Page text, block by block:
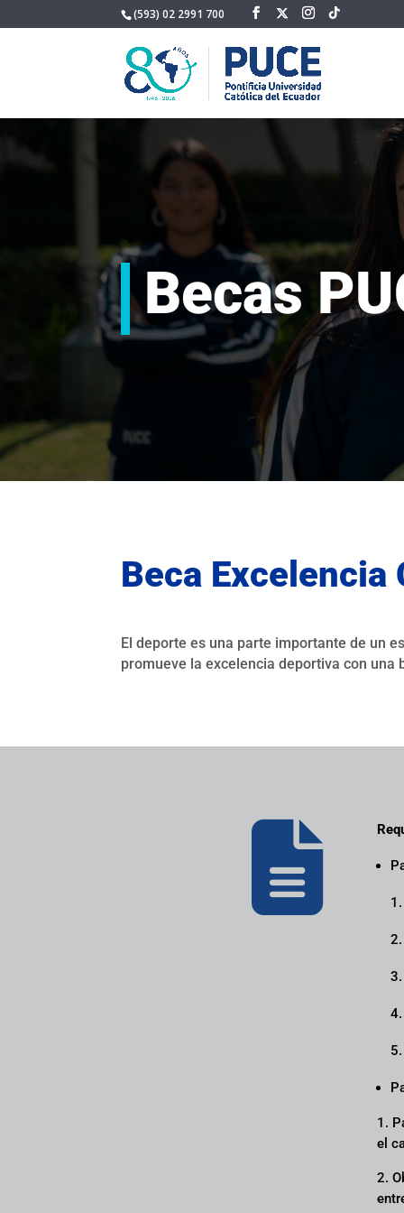
(593) 02 2991 700
Becas
Beca
El deporte es una parte importante de un
promueve la excelencia deportiva con una

1.
el
2.